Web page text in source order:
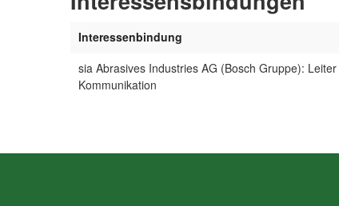
Interessenbindung
sia Abrasives Industries AG (Bosch Gruppe):
Kommunikation